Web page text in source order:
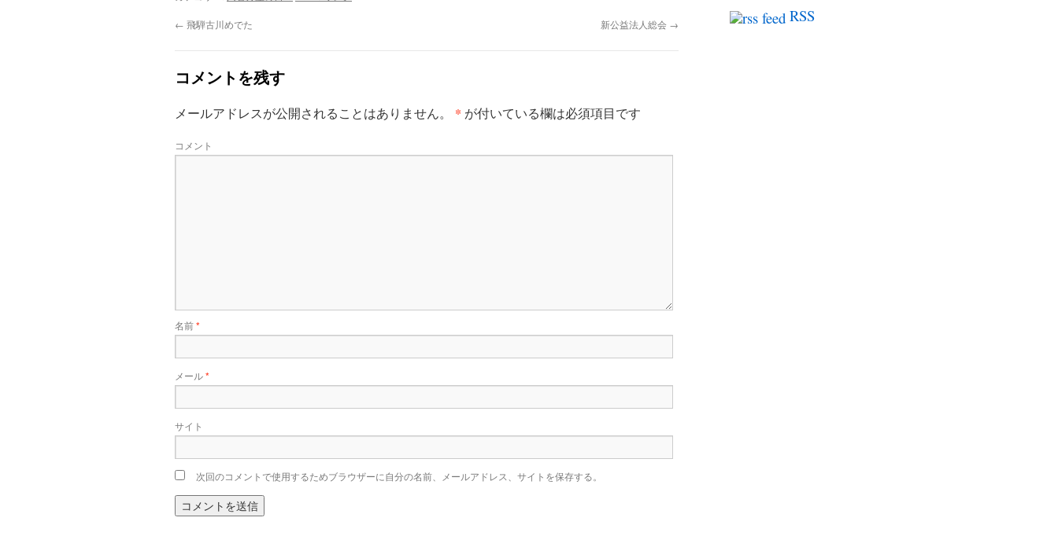
← 飛騨古川めでた 新公益法人総会 →
コメントを残す
メールアドレスが公開されることはありません。 * が付いている欄は必須項目です
コメント
名前*
メール*
サイト
次回のコメントで使用するためブラウザーに自分の名前、メールアドレス、サイトを保存する。
RSS